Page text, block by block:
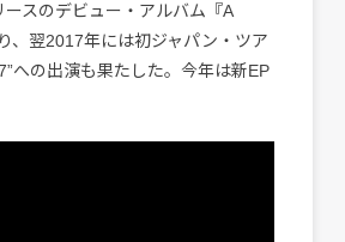
ースのデビュー・アルバム『A
、翌2017年には初ジャパン・ツア
への出演も果たした。今年は新EP